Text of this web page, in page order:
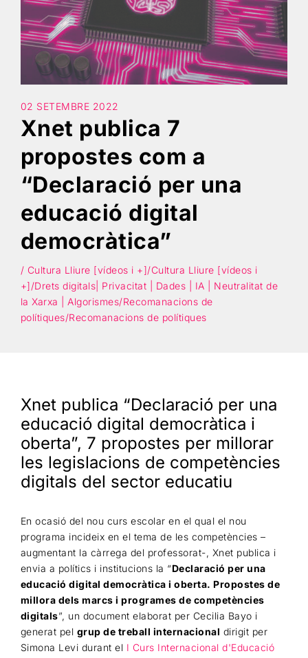
Cercar
02 SETEMBRE 2022
Xnet publica 7
propostes com a
“Declaració per una
educació digital
democràtica”
/ Cultura Lliure [vídeos i +]/Cultura Lliure [vídeos i
+]/Drets digitals| Privacitat | Dades | IA | Neutralitat de
la Xarxa | Algorismes/Recomanacions de
polítiques/Recomanacions de polítiques
Xnet publica “Declaració per una
educació digital democràtica i
oberta”, 7 propostes per millorar
les legislacions de competències
digitals del sector educatiu
En ocasió del nou curs escolar en el qual el nou
programa incideix en el tema de les competències –
augmentant la càrrega del professorat-, Xnet publica i
envia a polítics i institucions la “Declaració per una
educació digital democràtica i oberta. Propostes de
millora dels marcs i programes de competències
digitals”, un document elaborat per Cecilia Bayo i
generat pel grup de treball internacional dirigit per
Simona Levi durant el I Curs Internacional d'Educació